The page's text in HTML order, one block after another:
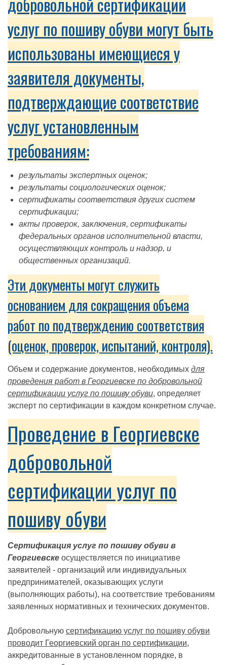
услуг по пошиву обуви могут быть
использованы имеющиеся у
заявителя документы,
подтверждающие соответствие
услуг установленным
требованиям:
результаты экспертных оценок;
результаты социологических оценок;
сертификаты соответствия других систем
сертификации;
акты проверок, заключения, сертификаты
федеральных органов исполнительной власти,
осуществляющих контроль и надзор, и
общественных организаций.
Эти документы могут служить
основанием для сокращения объема
работ по подтверждению соответствия
(оценок, проверок, испытаний, контроля).
Объем и содержание документов, необходимых для
проведения работ в Георгиевске по добровольной
сертификации услуг по пошиву обуви, определяет
эксперт по сертификации в каждом конкретном случае.
Проведение в Георгиевске
добровольной
сертификации услуг по
пошиву обуви
Сертификация услуг по пошиву обуви в
Георгиевске осуществляется по инициативе
заявителей - организаций или индивидуальных
предпринимателей, оказывающих услуги
(выполняющих работы), на соответствие требованиям
заявленных нормативных и технических документов.
Добровольную сертификацию услуг по пошиву обуви
проводит Георгиевский орган по сертификации,
аккредитованные в установленном порядке, в